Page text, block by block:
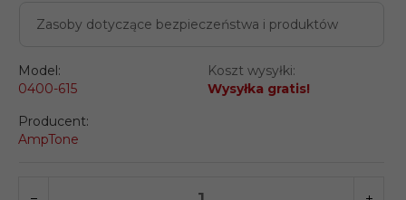
Zasoby dotyczące bezpieczeństwa i produktów
Model:
0400-615
Koszt wysyłki:
Wysyłka gratis!
Producent:
AmpTone